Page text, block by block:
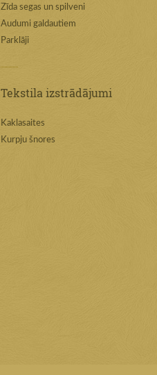
Zīda segas un spilveni
Audumi galdautiem
Parklāji
Tekstila izstrādājumi
Kaklasaites
Kurpju šnores